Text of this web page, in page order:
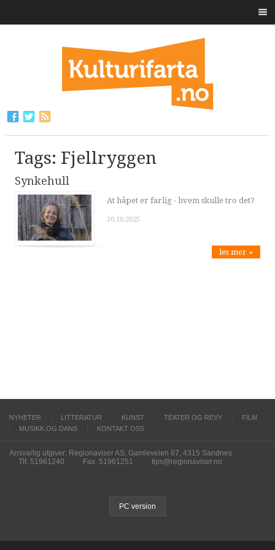
Tags: Fjellryggen
Synkehull
At håpet er farlig - hvem skulle tro det?
30.10.2025
les mer »
NYHETER LITTERATUR KUNST TEATER OG REVY
FILM
MUSIKK OG DANS
KONTAKT OSS
Ansvarlig utgiver: Regionaviser AS, Gamleveien 87, 4315 Sandnes
Tlf. 51961240
Fax. 51961251 tips@regionaviser.no
PC version